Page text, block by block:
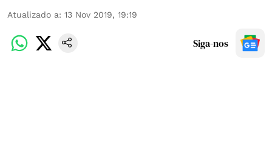
Atualizado a: 13 Nov 2019, 19:19
Siga-nos